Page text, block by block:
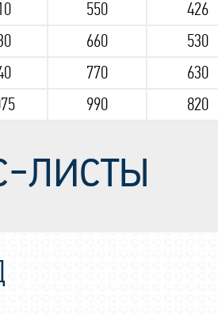
550
426
660
530
770
630
990 820
листы